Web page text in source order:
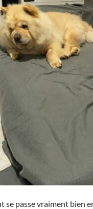
passe vraiment bien